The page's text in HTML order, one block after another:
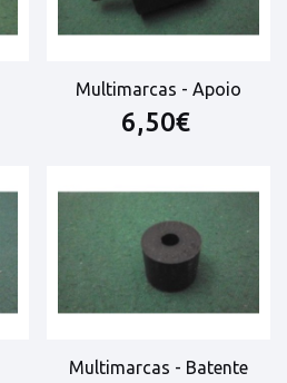
Multimarcas - Apoio
6,50€
Multimarcas - Batente